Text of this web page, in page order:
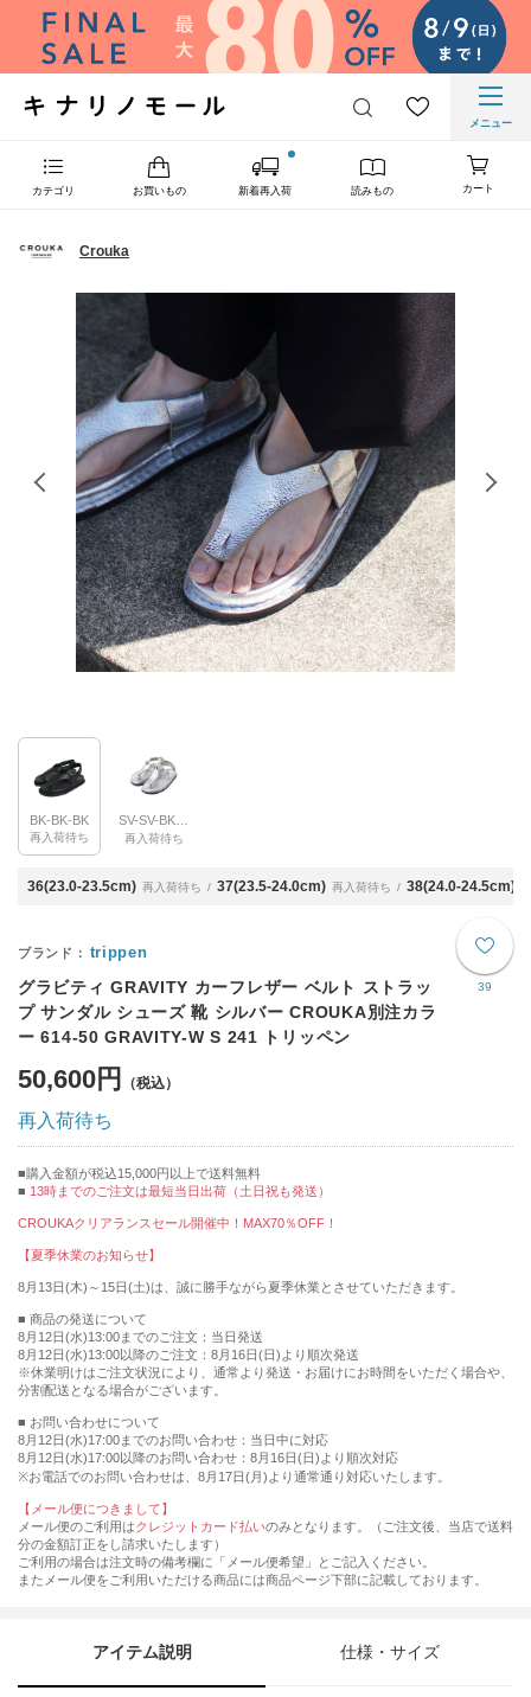
メニュー
カテゴリ お買いもの 新着再入荷 読みもの カート
Crouka
BK-BK-BK
再入荷待ち 再入荷待ち
36(23.0-23.5cm) 再入荷待ち 37(23.5-24.0cm) 再入荷待ち 38(24.0-24.5cm)
39
trippen
グラビティ GRAVITY カーフレザー ベルト ストラッ
プ サンダル シューズ 靴 シルバー CROUKA別注カラ
ー 614-50 GRAVITY-W S 241 トリッペン
50,600円
再入荷待ち
購入金額が税込15,000円以上で送料無料
13時までのご注文は最短当日出荷（土日祝も発送）
CROUKAクリアランスセール開催中！MAX70％OFF！
【夏季休業のお知らせ】
8月13日(木)～15日(土)は、誠に勝手ながら夏季休業とさせていただきます。
■ 商品の発送について
8月12日(水)13:00までのご注文：当日発送
8月12日(水)13:00以降のご注文：8月16日(日)より順次発送
※休業明けはご注文状況により、通常より発送・お届けにお時間をいただく場合や、
分割配送となる場合がございます。
■ お問い合わせについて
8月12日(水)17:00までのお問い合わせ：当日中に対応
8月12日(水)17:00以降のお問い合わせ：8月16日(日)より順次対応
※お電話でのお問い合わせは、8月17日(月)より通常通り対応いたします。
【メール便につきまして】
メール便のご利用はクレジットカード払いのみとなります。（ご注文後、当店で送料
分の金額訂正をし請求いたします）
ご利用の場合は注文時の備考欄に「メール便希望」とご記入ください。
またメール便をご利用いただける商品には商品ページ下部に記載しております。
アイテム説明 仕様・サイズ